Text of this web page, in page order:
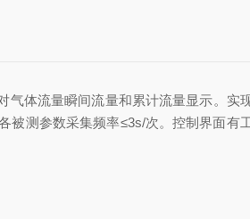
体流量瞬间流量和累计流量显示。实
被测参数采集频率≤3s/次。控制界面有